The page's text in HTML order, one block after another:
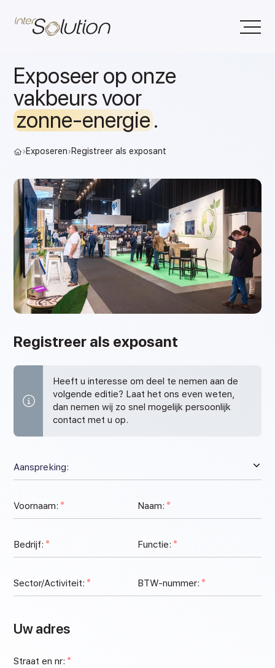
Exposeer op onze
vakbeurs voor
zonne-energie.
›Exposeren›Registreer als exposant
Registreer als exposant
Heeft u interesse om deel te nemen aan de
volgende editie? Laat het ons even weten,
dan nemen wij zo snel mogelijk persoonlijk
contact met u op.
Voornaam: Naam:
Bedrijf: Functie:
Sector/Activiteit: BTW-nummer:
Uw adres
Straat en nr: